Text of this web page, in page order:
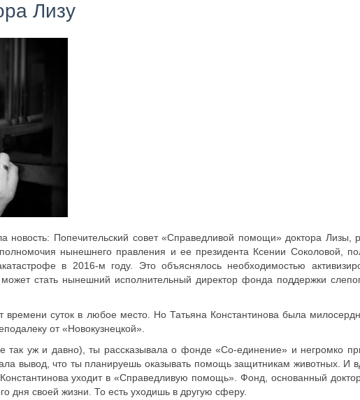
Лизу
новость: Попечительский совет «Справедливой помощи» доктора Лизы,
нынешнего правления и ее президента Ксении Соколовой,
в 2016-м году. Это объяснялось необходимостью
стать нынешний исполнительный директор фонда поддержки
времени суток в любое место. Но Татьяна Константинова была
от «Новокузнецкой».
так уж и давно), ты рассказывала о фонде «Со-единение» и негромко
вывод, что ты планируешь оказывать помощь защитникам животных. И
уходит в «Справедливую помощь». Фонд, основанный
дня своей жизни. То есть уходишь в другую сферу.